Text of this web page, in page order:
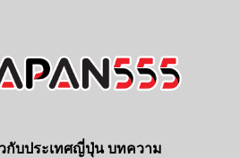
วกับประเทศญี่ปุ่น บทความ